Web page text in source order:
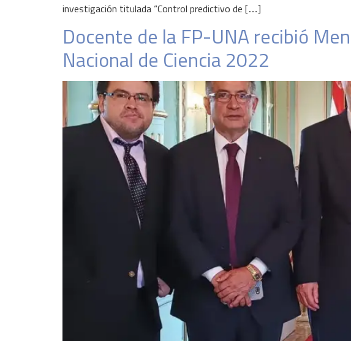
investigación titulada “Control predictivo de […]
Docente de la FP-UNA recibió
Nacional de Ciencia 2022